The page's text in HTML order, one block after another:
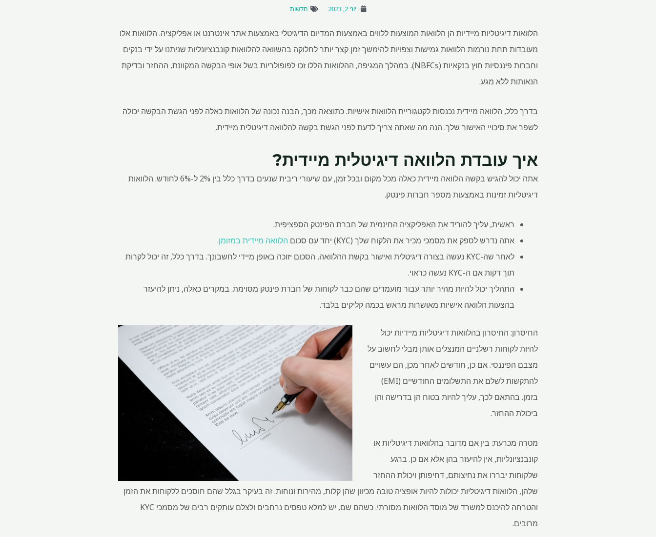
יוני 2, 2023 חדשות
הלוואות דיגיטליות מיידיות הן הלוואות המוצעות ללווים באמצעות המדיום הדיגיטלי באמצעות אתר אינטרנט או אפליקציה. הלוואות אלו
מעובדות תחת נורמות הלוואות גמישות וצפויות להימשך זמן קצר יותר לחלוקה בהשוואה להלוואות קונבנציונליות שניתנו על ידי בנקים
וחברות פיננסיות חוץ בנקאיות (NBFCs). במהלך המגיפה, ההלוואות הללו זכו לפופולריות בשל אופי הבקשה המקוונת, ההחזר ובדיקת
הנאותות ללא מגע.
בדרך כלל, הלוואה מיידית נכנסות לקטגוריית הלוואות אישיות. כתוצאה מכך, הבנה נכונה של הלוואות כאלה לפני הגשת הבקשה יכולה
לשפר את סיכויי האישור שלך. הנה מה שאתה צריך לדעת לפני הגשת בקשה להלוואה דיגיטלית מיידית.
איך עובדת הלוואה דיגיטלית מיידית?
אתה יכול להגיש בקשה הלוואה מיידית כאלה מכל מקום ובכל זמן, עם שיעורי ריבית שנעים בדרך כלל בין 2% ל-6% לחודש. הלוואות
דיגיטליות זמינות באמצעות מספר חברות פינטק.
ראשית, עליך להוריד את האפליקציה החינמית של חברת הפינטק הספציפית.
אתה נדרש לספק את מסמכי מכיר את הלקוח שלך (KYC) יחד עם סכום
הלוואה מיידית במזומן.
לאחר שה-KYC נעשה בצורה דיגיטלית ואישור בקשת ההלוואה, הסכום יזוכה באופן מיידי לחשבונך. בדרך כלל, זה יכול לקרות
תוך דקות אם ה-KYC נעשה כראוי.
התהליך יכול להיות מהיר יותר עבור מועמדים שהם כבר לקוחות של חברת פינטק מסוימת. במקרים כאלה, ניתן להיעזר
בהצעות הלוואה אישיות מאושרות מראש בכמה קליקים בלבד.
החיסרון: החיסרון בהלוואות דיגיטליות מיידיות יכול
להיות לקוחות רשלניים המנצלים אותן מבלי לחשוב על
מצבם הפיננסי. אם כן, חודשים לאחר מכן, הם עשויים
להתקשות לשלם את התשלומים החודשיים (EMI)
בזמן. בהתאם לכך, עליך להיות בטוח הן בדרישה והן
ביכולת ההחזר.
מטרה מכרעת: בין אם מדובר בהלוואות דיגיטליות או
קונבנציונליות, אין להיעזר בהן אלא אם כן. ברגע
שלקוחות יבררו את נחיצותם, דחיפותן ויכולת ההחזר
שלהן, הלוואות דיגיטליות יכולות להיות אופציה טובה מכיוון שהן קלות, מהירות ונוחות. זה בעיקר בגלל שהם חוסכים ללקוחות את הזמן
והטרחה להיכנס למשרד של מוסד הלוואות מסורתי. כשהם שם, יש למלא טפסים נרחבים ולצלם עותקים רבים של מסמכי KYC
מרובים.